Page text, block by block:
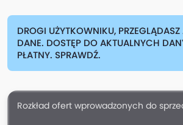
DROGI UŻYTKOWNIKU,
DANE. DOSTĘP DO AKTUALNYCH
PŁATNY. SPRAWDŹ.
Rozkład ofert wprowadzonych do